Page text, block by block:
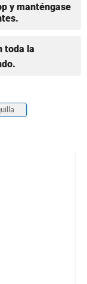
y manténgase
toda la